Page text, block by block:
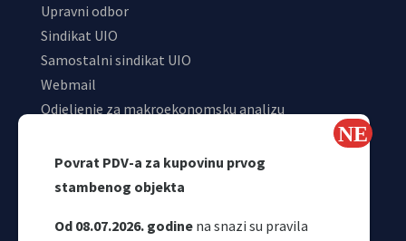
Povrat PDV-a za kupovinu prvog
stambenog objekta
Od 08.07.2026. godine na snazi su pravila
Upravni odbor
Sindikat UIO
Samostalni sindikat UIO
Webmail
Odjeljenje za makroekonomsku analizu